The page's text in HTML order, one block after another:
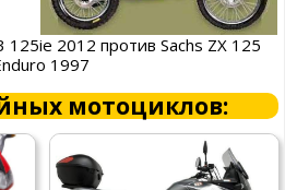
2012 против Sachs ZX 125
1997
мотоциклов: